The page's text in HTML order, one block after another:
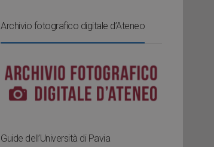
Archivio fotografico digitale d’Ateneo
Guide dell’Università di Pavia